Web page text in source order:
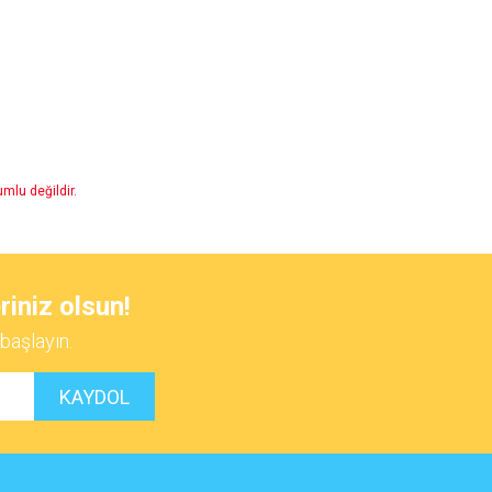
değildir.
olsun!
KAYDOL